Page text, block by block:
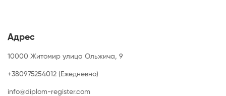
Адрес
10000 Житомир улица Ольжича, 9
+380975254012 (Ежедневно)
info@diplom-register.com